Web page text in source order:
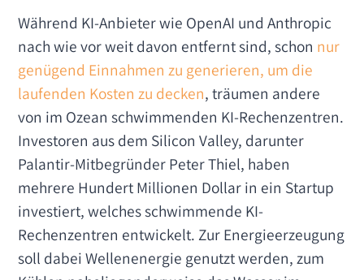
Während KI-Anbieter wie OpenAI und Anthropic
nach wie vor weit davon entfernt sind, schon nur
genügend Einnahmen zu generieren, um die
laufenden Kosten zu decken, träumen andere
von im Ozean schwimmenden KI-Rechenzentren.
Investoren aus dem Silicon Valley, darunter
Palantir-Mitbegründer Peter Thiel, haben
mehrere Hundert Millionen Dollar in ein Startup
investiert, welches schwimmende KI-
Rechenzentren entwickelt. Zur Energieerzeugung
soll dabei Wellenenergie genutzt werden, zum